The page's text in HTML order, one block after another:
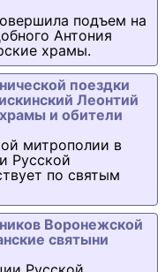
подъем на
Антония
храмы.
поездки
Леонтий
и обители
митрополии в
Русской
по святым
Воронежской
святыни